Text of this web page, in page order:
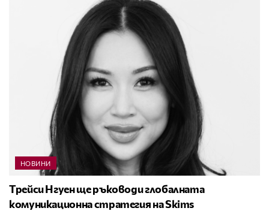
НОВИНИ
Трейси Нгуен ще ръководи глобалната
комуникационна стратегия на Skims